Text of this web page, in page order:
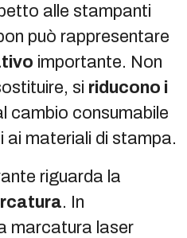
alle stampanti
può rappresentare
importante. Non
si riducono i
cambio consumabile
ai materiali di stampa.
riguarda la
. In
marcatura laser